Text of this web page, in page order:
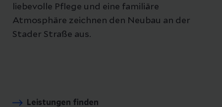
liebevolle Pflege und eine familiäre
Atmosphäre zeichnen den Neubau an der
Stader Straße aus.
Leistungen finden